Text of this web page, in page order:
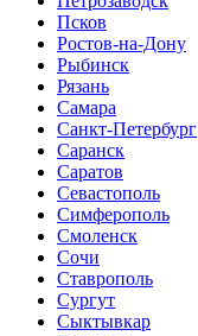
Псков
Ростов-на-Дону
Рыбинск
Рязань
Самара
Санкт-Петербург
Саранск
Саратов
Севастополь
Симферополь
Смоленск
Сочи
Ставрополь
Сургут
Сыктывкар